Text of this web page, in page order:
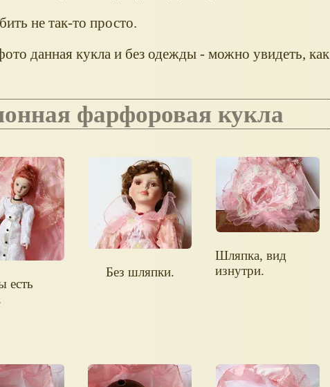
не так-то просто.
данная кукла и без одежды - можно увидеть, как
фарфоровая кукла
есть
Без шляпки.
Шляпка, вид
изнутри.